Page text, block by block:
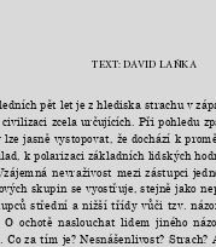
pět let je z hlediska strachu v
civilizaci zcela určujících. Při pohledu
lze jasně vystopovat, že dochází k
k polarizaci základních lidských
nevraživost mezi zástupci
skupin se vyostřuje, stejně jako
střední a nižší třídy vůči tzv.
O ochotě naslouchat lidem jiného
Co za tím je? Nesnášenlivost? Strach?
TEXT: DAVID LAŇKA